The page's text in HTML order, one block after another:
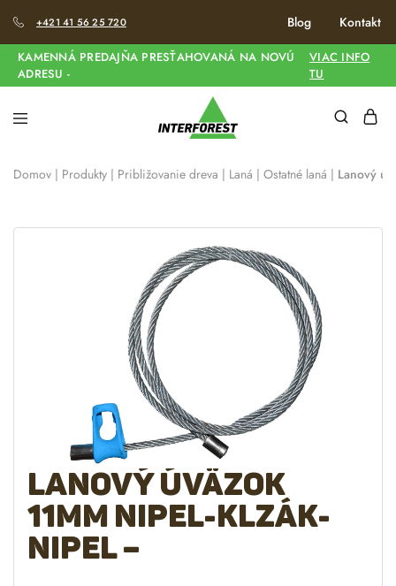
+421 41 56 25 720 Blog Kontakt
KAMENNÁ PREDAJŇA PRESŤAHOVANÁ NA NOVÚ
ADRESU -
VIAC INFO
TU
Domov | Produkty | Približovanie dreva | Laná | Ostatné laná | Lanový
Lanový úväzok
11mm nipel-klzák-
nipel –